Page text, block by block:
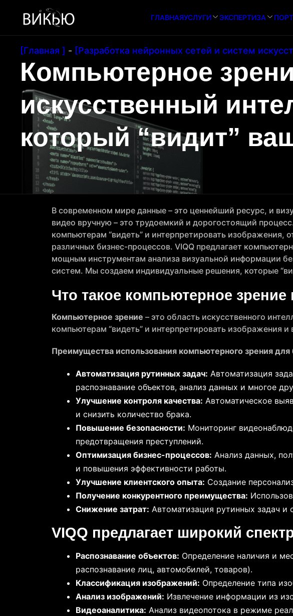
ГЛАВНАЯУСЛУГИ ЭКСПЕРТИЗА
[Главная ] - [Разработка нейронных сетей и систем
Компьютерное
искусственный
который “видит”
В современном мире данные – это ценнейший ресурс, и
видео вручную – это трудоемкий и дорогостоящий
компьютерам “видеть” и интерпретировать
различных бизнес-процессов. VIQQ предлагает
мощным инструментам анализа визуальной информации
систем. Мы создаем индивидуальные решения, которые
Что такое компьютерное
Компьютерное зрение – это область искусственного
компьютерам “видеть” и интерпретировать изображения и
Преимущества использования компьютерного зрения для
Автоматизация рутинных задач: Автоматизация
распознавание объектов, анализ данных и многое
Улучшение контроля качества: Автоматическое
и снизить количество брака.
Повышение безопасности: Мониторинг
предотвращения преступлений.
Оптимизация бизнес-процессов: Анализ данных,
и повышения эффективности работы.
Улучшение клиентского опыта: Создание
Получение конкурентного преимущества:
Снижение затрат: Автоматизация рутинных задач и
VIQQ предлагает широкий
Распознавание объектов: Определение наличия и
распознавание лиц, автомобилей, товаров).
Классификация изображений: Определение типа
Анализ изображений: Извлечение информации из
Видеоаналитика: Анализ видеопотока в режиме